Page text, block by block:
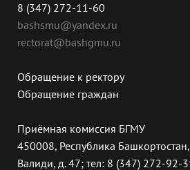
8 (347) 272-11-60
bashsmu@yandex.ru
rectorat@bashgmu.ru
Обращение к ректору
Обращение граждан
Приёмная комиссия БГМУ
450008, Республика Башкортостан,
Валиди, д. 47; тел: 8 (347) 272-92-